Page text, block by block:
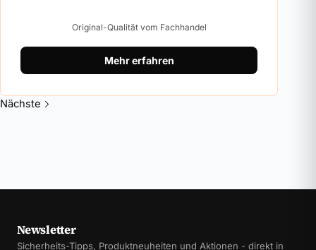
Original-Qualität vom Fachhandel
Mehr erfahren
Nächste
Newsletter
Sicherheits-Tipps, Produktneuheiten und Aktionen - direkt in